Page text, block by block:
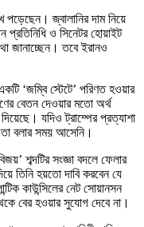
জ্বালানির দাম নিয়ে
প্রতিনিধি ও সিনেটর হোয়াইট
জানাচ্ছেন। তবে ইরানও
‘জম্বি স্টেটে’ পরিণত হওয়ার
বেতন দেওয়ার মতো অর্থ
যদিও ট্রাম্পের প্রত্যাশা
বলার সময় আসেনি।
শব্দটির সংজ্ঞা বদলে ফেলার
তিনি হয়তো দাবি করবেন যে
কাউন্সিলের নেট সোয়ানসন
বের হওয়ার সুযোগ দেবে না।